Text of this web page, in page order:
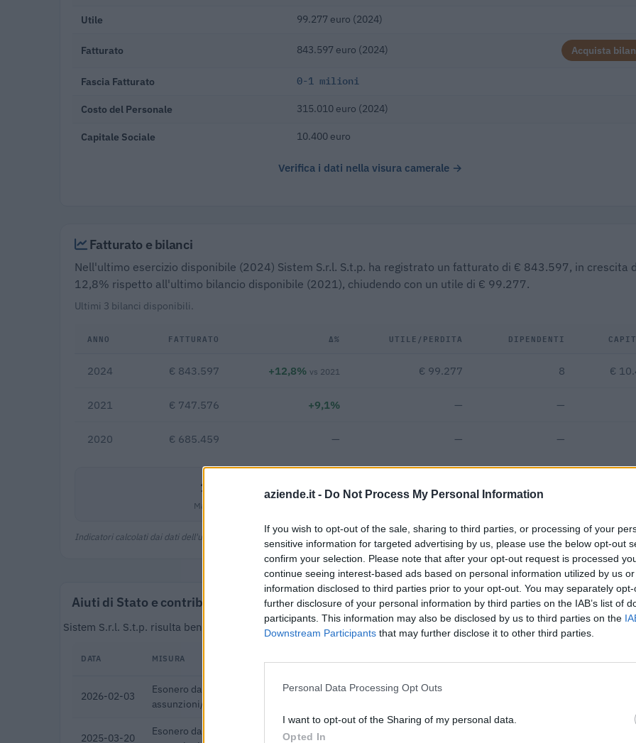
aziende.it - Do Not Process My Personal Information
If you wish to opt-out of the sale, sharing to third parties, or processing of your
sensitive information for targeted advertising by us, please use the below opt-out
confirm your selection. Please note that after your opt-out request is processed
continue seeing interest-based ads based on personal information utilized by us
information disclosed to third parties prior to your opt-out. You may separately
further disclosure of your personal information by third parties on the IAB’s list of
participants. This information may also be disclosed by us to third parties on the
Downstream Participants that may further disclose it to other third parties.
Personal Data Processing Opt Outs
I want to opt-out of the Sharing of my personal data.
Opted In
Utile 99.277 euro (2024)
Fatturato 843.597 euro (2024) Acquista
Fascia Fatturato 0-1 milioni
Costo del Personale 315.010 euro (2024)
Capitale Sociale 10.400 euro
Verifica i dati nella visura camerale →
Fatturato e bilanci
Nell'ultimo esercizio disponibile (2024) Sistem S.r.l. S.t.p. ha registrato un fatturato di € 843.597, in crescita
12,8% rispetto all'ultimo bilancio disponibile (2021), chiudendo con un utile di € 99.277.
Ultimi 3 bilanci disponibili.
ANNO FATTURATO Δ% UTILE/PERDITA DIPENDENTI
2024 € 843.597 +12,8% vs 2021 € 99.277 8 €
2021 € 747.576 +9,1% — —
2020 € 685.459 — — —
11,8%
Margine netto
€ 105.450
Indicatori calcolati dai dati dell'ultimo bilancio disponibile.
Aiuti di Stato e contributi pubblici
Sistem S.r.l. S.t.p. risulta beneficiaria di 8 aiuti o contributi pubblici per un totale di 29.779 euro (2021–2026).
DATA MISURA
CONCEDENTE
2026-02-03
Esonero dal versamento dei contributi previdenziali per nuove
assunzioni/trasformazioni a tempo indeterminato nel bienni
2025-03-20
Esonero dal versamento dei contributi previdenziali per nuove